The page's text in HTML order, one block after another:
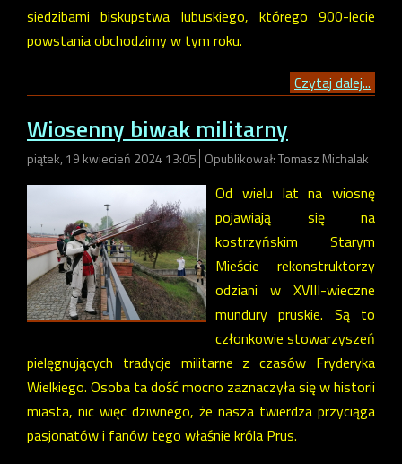
siedzibami biskupstwa lubuskiego, którego 900-lecie
powstania obchodzimy w tym roku.
Czytaj dalej...
Wiosenny biwak militarny
piątek, 19 kwiecień 2024 13:05 Opublikował: Tomasz Michalak
Od wielu lat na wiosnę
pojawiają się na
kostrzyńskim Starym
Mieście rekonstruktorzy
odziani w XVIII-wieczne
mundury pruskie. Są to
członkowie stowarzyszeń
pielęgnujących tradycje militarne z czasów Fryderyka
Wielkiego. Osoba ta dość mocno zaznaczyła się w historii
miasta, nic więc dziwnego, że nasza twierdza przyciąga
pasjonatów i fanów tego właśnie króla Prus.